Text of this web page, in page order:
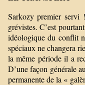
Sarkozy premier servi
grévistes. C’est
idéologique du conflit
spéciaux ne changera
la même période il a
D’une façon générale
permanente de la «